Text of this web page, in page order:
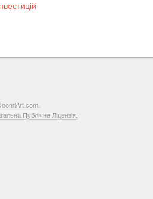
Публічна Ліцензія.